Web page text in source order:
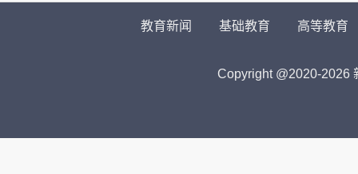
教育新闻 基础教育 高等教育
Copyright @2020-2026